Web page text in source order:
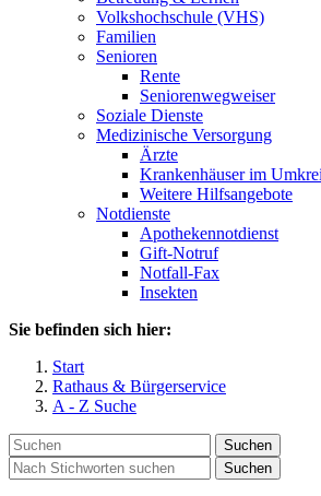
Volkshochschule (VHS)
Familien
Senioren
Rente
Seniorenwegweiser
Soziale Dienste
Medizinische Versorgung
Ärzte
Krankenhäuser im
Weitere Hilfsangebote
Notdienste
Apothekennotdienst
Gift-Notruf
Notfall-Fax
Insekten
Sie befinden sich hier:
Start
Rathaus & Bürgerservice
A - Z Suche
Suchen
Suchen